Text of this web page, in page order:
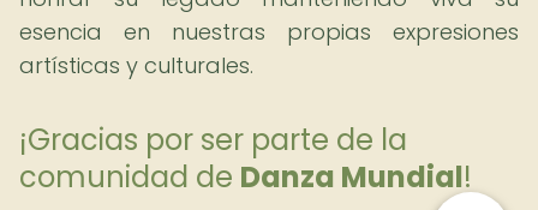
esencia en nuestras propias expresiones
artísticas y culturales.
¡Gracias por ser parte de la
comunidad de Danza Mundial!